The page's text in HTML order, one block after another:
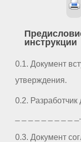
инструкции
0.1. Документ
утверждения.
0.2. Разработчик
_ _ _ _ _ _ _ _ _ _.
0.3. Документ